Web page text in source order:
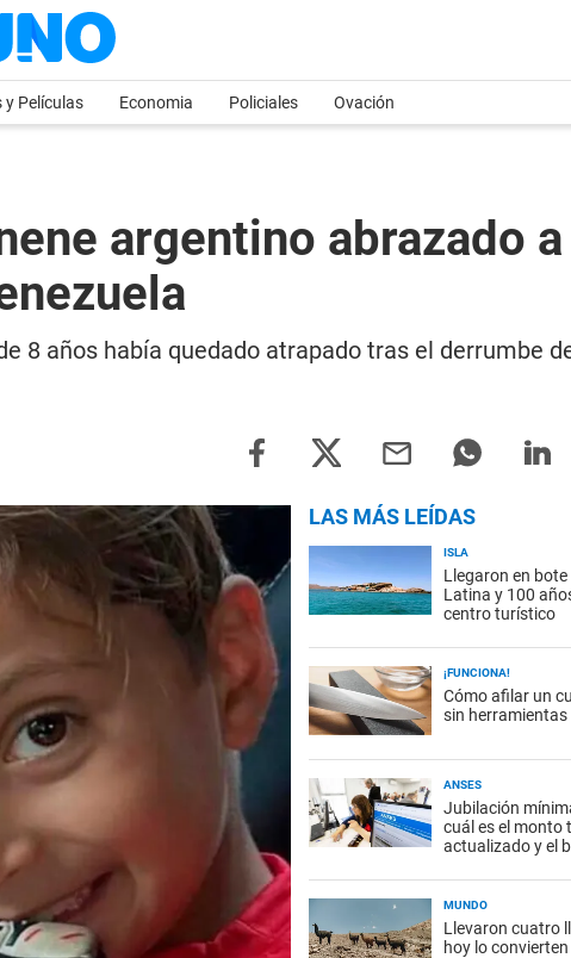
y Películas Economia Policiales Ovación
argentino abrazado
8 años había quedado atrapado tras el derrumbe
LAS MÁS LEÍDAS
ISLA
Llegaron en
Latina y 100
centro turístico
¡FUNCIONA!
Cómo afilar un
sin
ANSES
Jubilación
cuál es el monto
actualizado y el
MUNDO
Llevaron cuatro
hoy lo